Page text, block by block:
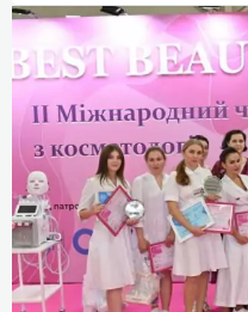
Контурна